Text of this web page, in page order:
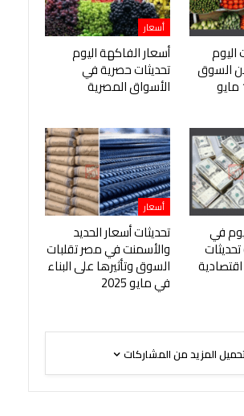
اليوم
السوق
المصري في 12 مايو
أسعار
أسعار الفاكهة اليوم
تحديثات حصرية في
الأسواق المصرية
في
أسعار
تحديثات أسعار الحديد
والأسمنت في مصر تقلبات
السوق وتأثيرها على البناء
في مايو 2025
المزيد من المشاركات